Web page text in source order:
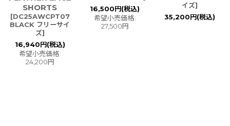
SHORTS
[DC25AWCPT07
BLACK フリーサイ
ズ]
16,940円(税込)
希望小売価格:
24,200円
16,500円(税込)
希望小売価格:
27,500円
イズ]
35,200円(税込)